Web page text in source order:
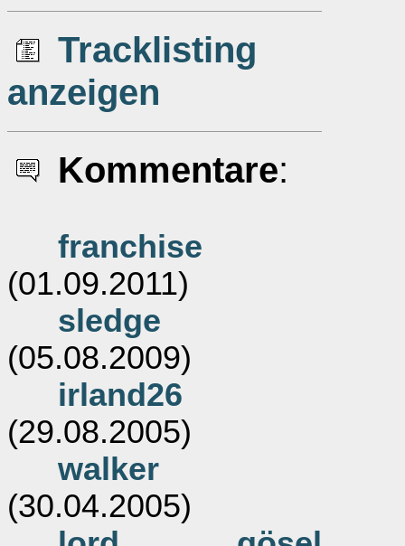
Tracklisting
anzeigen
Kommentare:
franchise
(01.09.2011)
sledge
(05.08.2009)
irland26
(29.08.2005)
walker
(30.04.2005)